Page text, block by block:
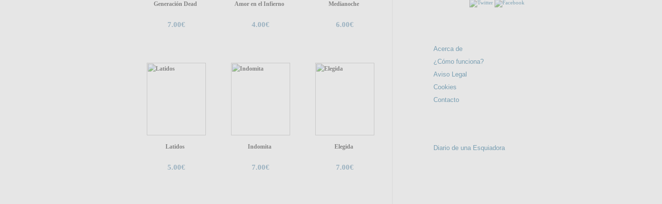
Generación Dead
7.00€
Amor en el Infierno
4.00€
Medianoche
6.00€
Latidos
5.00€
Indomita
7.00€
Elegida
7.00€
Acerca de
¿Cómo funciona?
Aviso Legal
Cookies
Contacto
Diario de una Esquiadora